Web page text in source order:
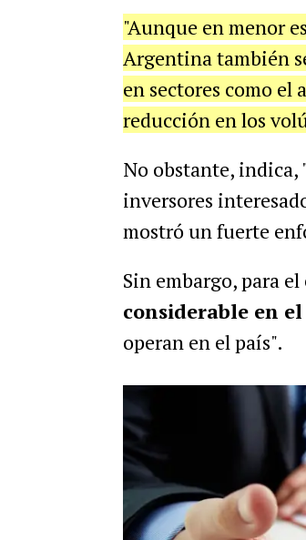
"Aunque en menor
Argentina también
en sectores como el
reducción en los
No obstante, indica,
inversores
mostró un fuerte
Sin embargo, para
considerable en
operan en el país".